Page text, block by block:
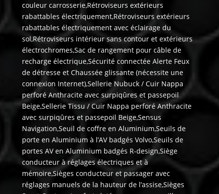
couleur carrosserie,Rétroviseurs extérieurs
rabattables électriquement,Rétroviseurs extérieurs
rabattables électriquement avec éclairage du
sol,Rétroviseurs intérieur sans contour et extérieurs
électrochromes,Sac de rangement pour câble de
recharge électrique,Sécurité connectée Alerte Feux
de détresse et Chaussée glissante (nécessite une
connexion Internet),Sellerie Nubuck / Cuir Nappa
perforé Anthracite avec surpiqûres et passepoil
Beige,Sellerie Tissu / Cuir Nappa perforé Anthracite
avec surpiqûres et passepoil Beige,Sensus
Navigation,Seuil de coffre en Aluminium,Seuils de
porte en Aluminium à l’AV badgés Volvo,Seuils de
portes AV en Aluminium badgés R-design,Siège
conducteur à réglages électriques et à
mémoire,Sièges conducteur et passager avec
réglages manuels de la hauteur de l’assise,Sièges